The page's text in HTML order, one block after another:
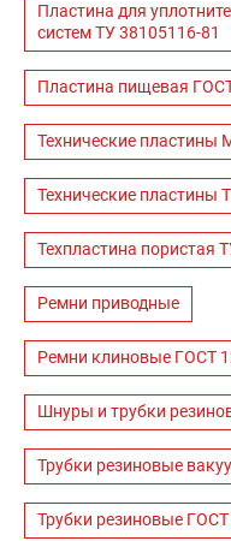
Пластина для
систем ТУ 38105116-81
Пластина пищевая
Технические пластины
Технические
Техпластина пористая
Ремни приводные
Ремни клиновые ГОСТ
Шнуры и трубки
Трубки резиновые
Трубки резиновые ГОСТ